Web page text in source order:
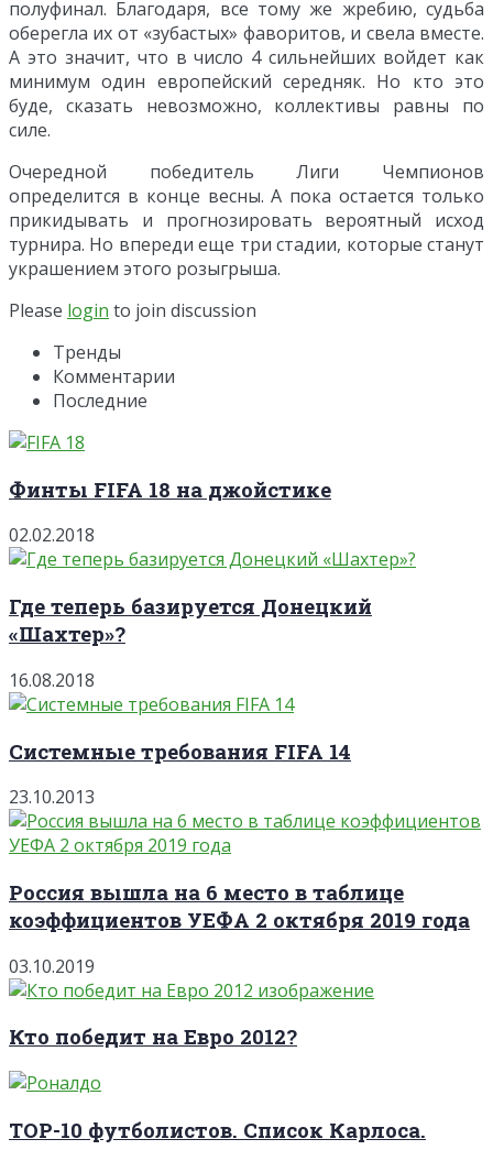
полуфинал. Благодаря, все тому же жребию, судьба
оберегла их от «зубастых» фаворитов, и свела вместе.
А это значит, что в число 4 сильнейших войдет как
минимум один европейский середняк. Но кто это
буде, сказать невозможно, коллективы равны по
силе.
Очередной победитель Лиги Чемпионов
определится в конце весны. А пока остается только
прикидывать и прогнозировать вероятный исход
турнира. Но впереди еще три стадии, которые станут
украшением этого розыгрыша.
Please login to join discussion
Тренды
Комментарии
Последние
Финты FIFA 18 на джойстике
02.02.2018
Где теперь базируется Донецкий
«Шахтер»?
16.08.2018
Системные требования FIFA 14
23.10.2013
Россия вышла на 6 место в таблице
коэффициентов УЕФА 2 октября 2019 года
03.10.2019
Кто победит на Евро 2012?
TOP-10 футболистов. Список Карлоса.